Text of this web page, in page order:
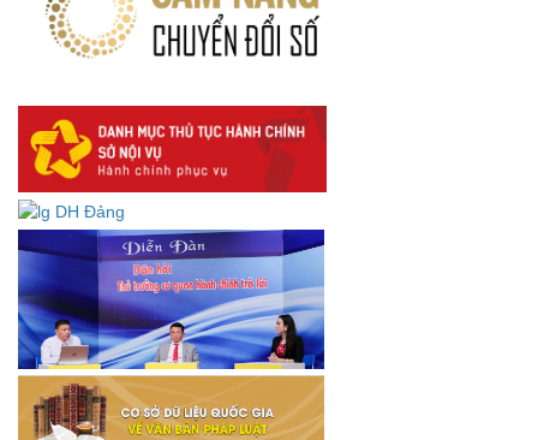
Góp ý dự thảo Thông tư quy định nghiệp vụ lưu trữ tài liệu
lưu trữ số:
Lấy ý kiến dự thảo Quyết định quy phạm pháp luật quy
định về thành lập, tổ chức và hoạt động của tổ chức phối
hợp liên ngành
Thông báo về việc tải biểu mẫu báo cáo kết quả 06 năm
thực hiện Nghị quyết số 18-NQ/TW và Nghị quyết số 19-
NQ/TW
Thư chúc mừng của Bộ trưởng Bộ Nội vụ nhân dịp kỷ
niệm 78 năm Ngày thành lập Bộ Nội vụ, Ngày truyền
thống ngành Tổ chức nhà nước (28/8/1945-28/8/2023)
Thông báo về việc đăng tải Bộ câu hỏi và gợi ý trả lời Hội
thi dân vận khéo năm 2023